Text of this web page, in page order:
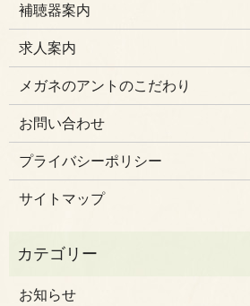
補聴器案内
求人案内
メガネのアントのこだわり
お問い合わせ
プライバシーポリシー
サイトマップ
お知らせ